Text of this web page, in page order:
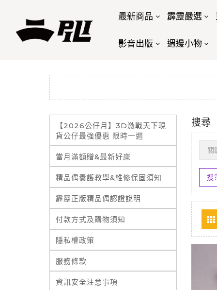
最新商品 霹靂嚴選
影音出版 週邊小物
【2026公仔月】3D激戰天下現
貨公仔最強優惠 限時一週
當月滿額贈&最新好康
精品偶養護教學&維修保固須知
霹靂正版精品偶認證說明
付款方式及購物須知
隱私權政策
服務條款
資訊安全注意事項
搜尋